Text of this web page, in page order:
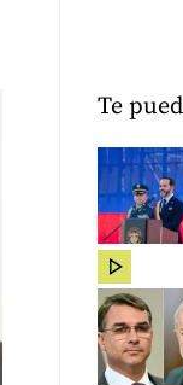
Te
share